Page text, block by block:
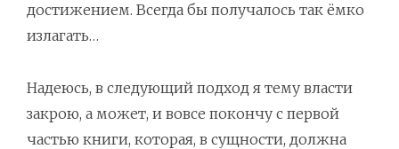
достижением. Всегда бы получалось так ёмко
излагать…
Надеюсь, в следующий подход я тему власти
закрою, а может, и вовсе покончу с первой
частью книги, которая, в сущности, должна